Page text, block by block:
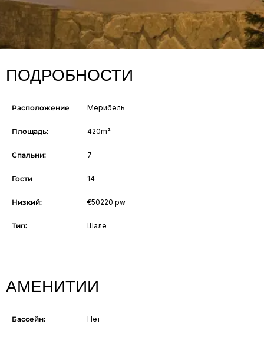
ПОДРОБНОСТИ
Расположение Мерибель
Площадь: 420m²
Спальни: 7
Гости 14
Низкий: €50220 pw
Тип: Шале
АМЕНИТИИ
Бассейн: Нет